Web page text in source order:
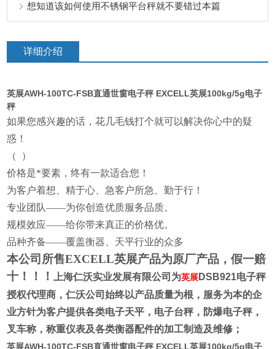
想知道该如何使用不锈钢平台秤就不要错过本篇
详细介绍
英展AWH-100TC-FSB直通世窗电子秤 EXCELL英展100kg/5g电子
秤
如果您感兴趣的话，花几毛钱打个就可以解决你心中的疑
惑！
（
）
价格是*要素，终有一款适合您！
为客户着想、精于心、急客户所急、勤于行！
专业团队——为你创造优质服务品质。
规模效应——给你带来真正的价格优。
品种齐备——覆盖衡器、天平行业的众多
本公司所售EXCELL英展产品为原厂产品，假一赔
十！！！
上海仁沃实业发展有限公司为英展 DSB921电子秤
授权代理商 ，仁沃公司始终以产品质量为根，服务为本的企
业方针为客户提供各类电子天平，电子台秤，防爆电子秤，
叉车称，称重仪表及各类衡器配件的加工制造及维修；
英展AWH-100TC-FSB直通世窗电子秤 EXCELL英展100kg/5g电子